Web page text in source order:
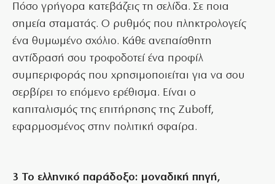
Πόσο γρήγορα κατεβάζεις τη σελίδα. Σε ποια
σημεία σταματάς. Ο ρυθμός που πληκτρολογείς
ένα θυμωμένο σχόλιο. Κάθε ανεπαίσθητη
αντίδρασή σου τροφοδοτεί ένα προφίλ
συμπεριφοράς που χρησιμοποιείται για να σου
σερβίρει το επόμενο ερέθισμα. Είναι ο
καπιταλισμός της επιτήρησης της Zuboff,
εφαρμοσμένος στην πολιτική σφαίρα.
3 Το ελληνικό παράδοξο: μοναδική πηγή,